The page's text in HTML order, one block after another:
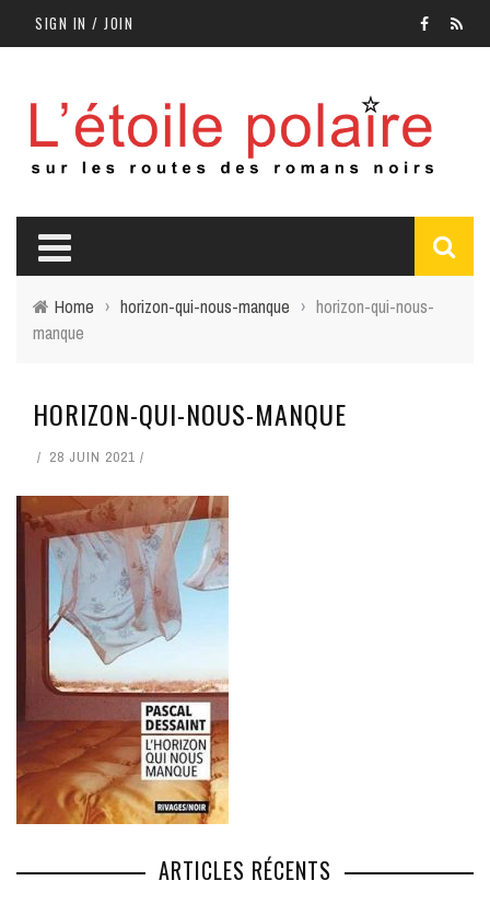
SIGN IN / JOIN
Home › horizon-qui-nous-manque › horizon-qui-nous-
manque
HORIZON-QUI-NOUS-MANQUE
28 JUIN 2021
ARTICLES RÉCENTS